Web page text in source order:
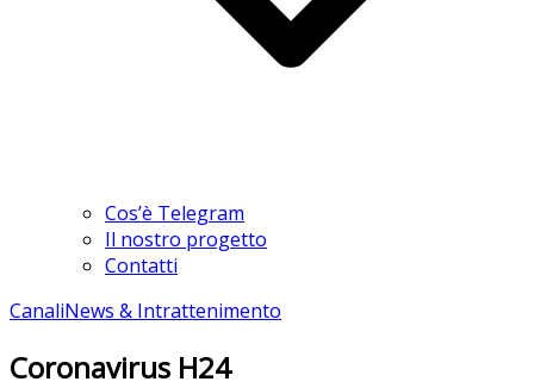
Cos’è Telegram
Il nostro progetto
Contatti
CanaliNews & Intrattenimento
Coronavirus H24